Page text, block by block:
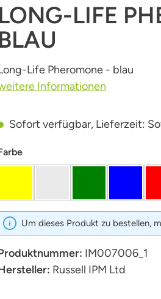
LONG-LIFE
BLAU
Life Pheromone - blau
Informationen
Sofort verfügbar, Lieferzeit:
auswählen
Um dieses Produkt zu bestellen,
IM007006_1
Russell IPM Ltd